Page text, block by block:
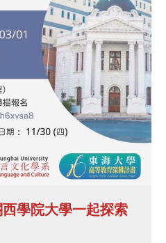
學院大學一起探索